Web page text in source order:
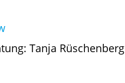
Tanja Rüschenberg